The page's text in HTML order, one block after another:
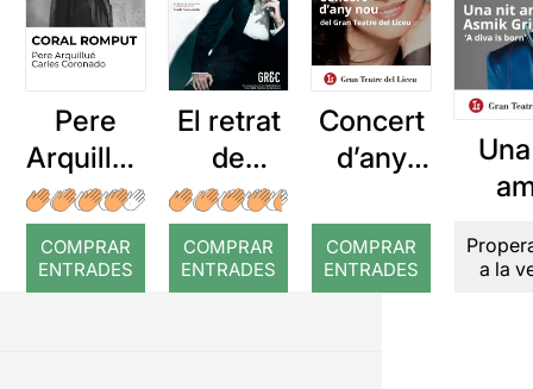
Pere
Arquillué
: Coral
romput
COMPRAR
ENTRADES
El retrat
de
Dorian
Gray
COMPRAR
ENTRADES
Concert
d’any
Gran
Teatre
COMPRAR
ENTRADES
a la